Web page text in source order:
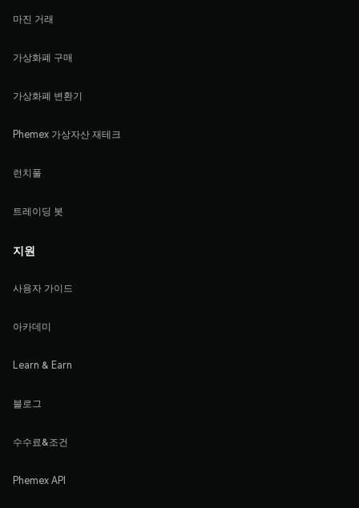
마진 거래
가상화폐 구매
가상화폐 변환기
Phemex 가상자산 재테크
런치풀
트레이딩 봇
지원
사용자 가이드
아카데미
Learn & Earn
블로그
수수료&조건
Phemex API